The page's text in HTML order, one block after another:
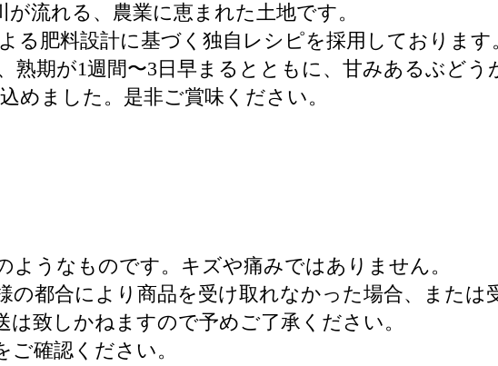
流れる、農業に恵まれた土地です。
る肥料設計に基づく独自レシピを採用しております
熟期が1週間〜3日早まるとともに、甘みあるぶどう
めました。是非ご賞味ください。
うなものです。キズや痛みではありません。
都合により商品を受け取れなかった場合、または
致しかねますので予めご了承ください。
確認ください。